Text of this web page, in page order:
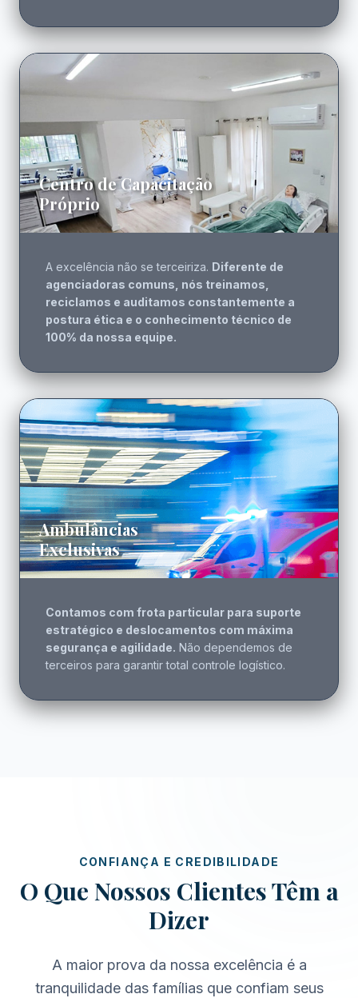
Centro de Capacitação
Próprio
A excelência não se terceiriza. Diferente de
agenciadoras comuns, nós treinamos,
reciclamos e auditamos constantemente a
postura ética e o conhecimento técnico de
100% da nossa equipe.
Ambulâncias
Exclusivas
Contamos com frota particular para suporte
estratégico e deslocamentos com máxima
segurança e agilidade. Não dependemos de
terceiros para garantir total controle logístico.
CONFIANÇA E CREDIBILIDADE
O Que Nossos Clientes Têm a
Dizer
A maior prova da nossa excelência é a
tranquilidade das famílias que confiam seus